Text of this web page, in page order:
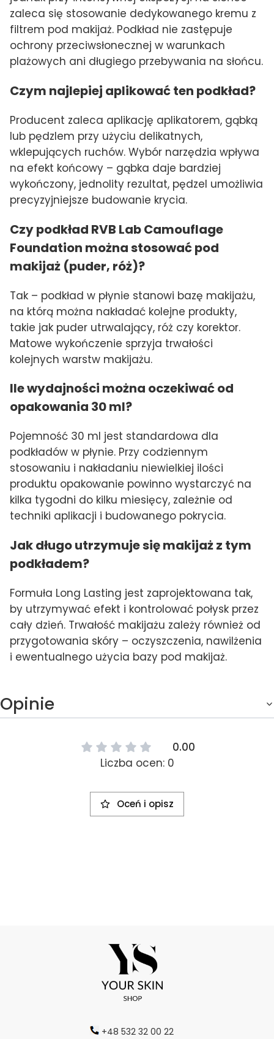
zaleca się stosowanie dedykowanego kremu z
filtrem pod makijaż. Podkład nie zastępuje
ochrony przeciwsłonecznej w warunkach
plażowych ani długiego przebywania na słońcu.
Czym najlepiej aplikować ten podkład?
Producent zaleca aplikację aplikatorem, gąbką
lub pędzlem przy użyciu delikatnych,
wklepujących ruchów. Wybór narzędzia wpływa
na efekt końcowy – gąbka daje bardziej
wykończony, jednolity rezultat, pędzel umożliwia
precyzyjniejsze budowanie krycia.
Czy podkład RVB Lab Camouflage
Foundation można stosować pod
makijaż (puder, róż)?
Tak – podkład w płynie stanowi bazę makijażu,
na którą można nakładać kolejne produkty,
takie jak puder utrwalający, róż czy korektor.
Matowe wykończenie sprzyja trwałości
kolejnych warstw makijażu.
Ile wydajności można oczekiwać od
opakowania 30 ml?
Pojemność 30 ml jest standardowa dla
podkładów w płynie. Przy codziennym
stosowaniu i nakładaniu niewielkiej ilości
produktu opakowanie powinno wystarczyć na
kilka tygodni do kilku miesięcy, zależnie od
techniki aplikacji i budowanego pokrycia.
Jak długo utrzymuje się makijaż z tym
podkładem?
Formuła Long Lasting jest zaprojektowana tak,
by utrzymywać efekt i kontrolować połysk przez
cały dzień. Trwałość makijażu zależy również od
przygotowania skóry – oczyszczenia, nawilżenia
i ewentualnego użycia bazy pod makijaż.
Opinie
0.00
Liczba ocen: 0
Oceń i opisz
+48 532 32 00 22